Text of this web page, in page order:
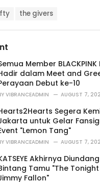
the givers
Member
dalam Meet and
Debut ke-10
VIBRANCEADMIN AUGUST 7,
Segera
untuk Gelar
"Lemon Tang"
VIBRANCEADMIN AUGUST 7,
Akhirnya
Tamu "The
Fallon"